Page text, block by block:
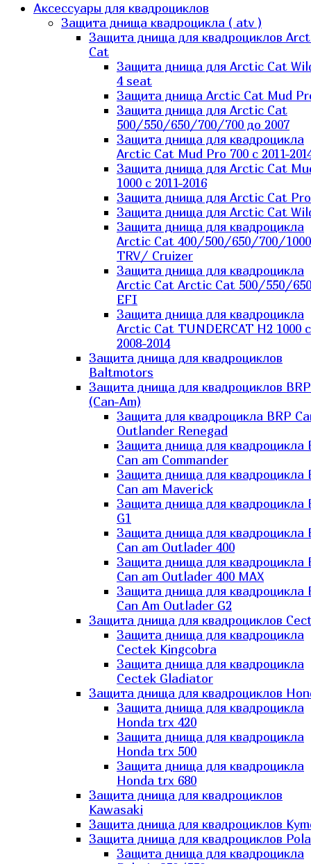
Аксессуары для квадроциклов
Защита днища квадроцикла ( atv )
Защита днища для квадроциклов
Cat
Защита днища для Arctic Cat
4 seat
Защита днища Arctic Cat Mud
Защита днища для Arctic Cat
500/550/650/700/700 до 2007
Защита днища для квадроцикла
Arctic Cat Mud Pro 700 с 2011-
Защита днища для Arctic Cat
1000 c 2011-2016
Защита днища для Arctic Cat
Защита днища для Arctic Cat
Защита днища для квадроцикла
Arctic Cat 400/500/650/700/1000
TRV/ Cruizer
Защита днища для квадроцикла
Arctic Cat Arctic Cat 500/550/
EFI
Защита днища для квадроцикла
Arctic Cat TUNDERCAT H2 1000 c
2008-2014
Защита днища для квадроциклов
Baltmotors
Защита днища для квадроциклов BRP
(Can-Am)
Защита для квадроцикла BRP
Outlander Renegad
Защита днища для квадроцикла
Can am Commander
Защита днища для квадроцикла
Can am Maverick
Защита днища для квадроцикла
G1
Защита днища для квадроцикла
Can am Outlader 400
Защита днища для квадроцикла
Can am Outlader 400 MAX
Защита днища для квадроцикла
Can Аm Outlader G2
Защита днища для квадроциклов
Защита днища для квадроцикла
Cectek Kingcobra
Защита днища для квадроцикла
Cectek Gladiator
Защита днища для квадроциклов
Защита днища для квадроцикла
Honda trx 420
Защита днища для квадроцикла
Honda trx 500
Защита днища для квадроцикла
Honda trx 680
Защита днища для квадроциклов
Kawasaki
Защита днища для квадроциклов
Защита днища для квадроциклов
Защита днища для квадроцикла